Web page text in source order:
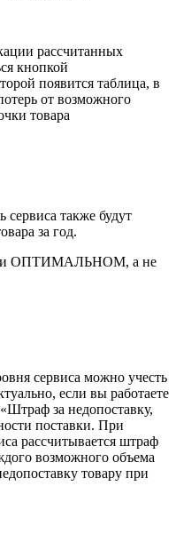
рассчитанных
кнопкой
появится таблица, в
от возможного
товара
также будут
за год.
при ОПТИМАЛЬНОМ, а не
сервиса можно учесть
если вы работаете
за недопоставку,
поставки. При
рассчитывается штраф
возможного объема
товару при